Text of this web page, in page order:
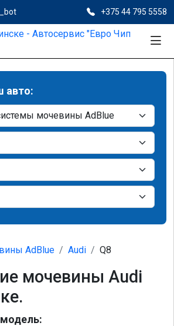
+375 44 795 5558
авто:
AdBlue Audi Q8
мочевины Audi